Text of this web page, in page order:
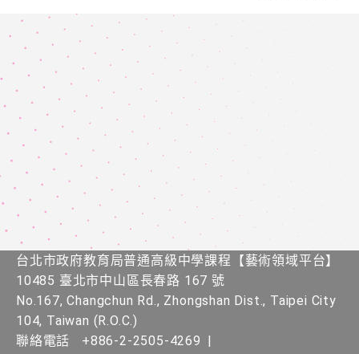
台北市政府教育局普通高級中學課程​【​藝術領域平台】
10485 臺北市中山區長春路 167 號
No.167, Changchun Rd., Zhongshan Dist., Taipei City
104, Taiwan (R.O.C.)
聯絡電話
+886-2-2505-4269 |